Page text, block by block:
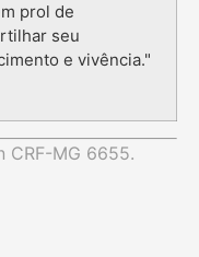
prol de
seu
e vivência."
CRF-MG 6655.